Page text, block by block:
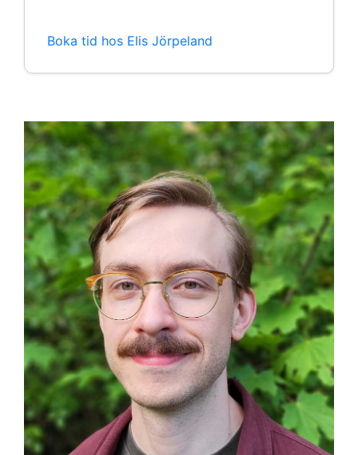
Boka tid hos Elis Jörpeland